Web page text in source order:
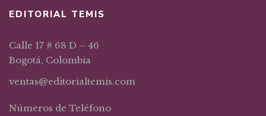
EDITORIAL TEMIS
Calle 17 # 68 D – 46
Bogotá, Colombia
ventas@editorialtemis.com
Números de Teléfono